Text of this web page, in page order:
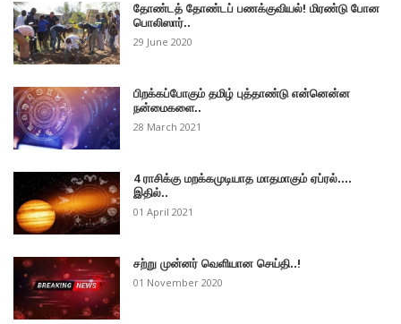
தோண்டத் தோண்டப் பணக்குவியல்! மிரண்டு போன
பொலிஸார்..
29 June 2020
பிறக்கப்போகும் தமிழ் புத்தாண்டு என்னென்ன
நன்மைகளை..
28 March 2021
4 ராசிக்கு மறக்கமுடியாத மாதமாகும் ஏப்ரல்....
இதில்..
01 April 2021
சற்று முன்னர் வெளியான செய்தி..!
01 November 2020